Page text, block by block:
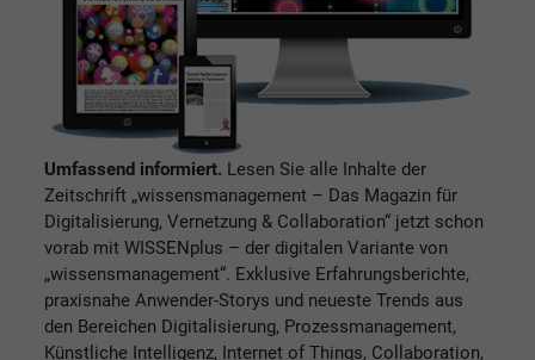
Umfassend informiert. Lesen Sie alle Inhalte der
Zeitschrift „wissensmanagement – Das Magazin für
Digitalisierung, Vernetzung & Collaboration“ jetzt schon
vorab mit WISSENplus – der digitalen Variante von
„wissensmanagement“. Exklusive Erfahrungsberichte,
praxisnahe Anwender-Storys und neueste Trends aus
den Bereichen Digitalisierung, Prozessmanagement,
Künstliche Intelligenz, Internet of Things, Collaboration,